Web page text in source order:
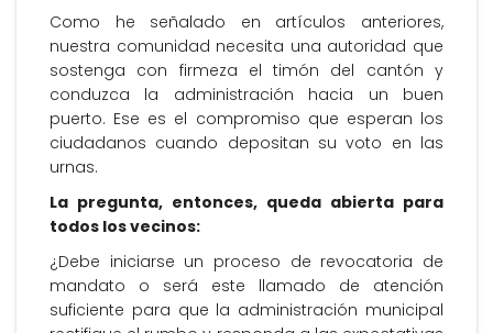
Como he señalado en artículos anteriores,
nuestra comunidad necesita una autoridad que
sostenga con firmeza el timón del cantón y
conduzca la administración hacia un buen
puerto. Ese es el compromiso que esperan los
ciudadanos cuando depositan su voto en las
urnas.
La pregunta, entonces, queda abierta para
todos los vecinos:
¿Debe iniciarse un proceso de revocatoria de
mandato o será este llamado de atención
suficiente para que la administración municipal